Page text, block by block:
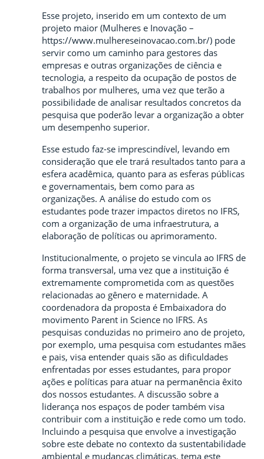
Esse projeto, inserido em um contexto de um
projeto maior (Mulheres e Inovação –
https://www.mulhereseinovacao.com.br/) pode
servir como um caminho para gestores das
empresas e outras organizações de ciência e
tecnologia, a respeito da ocupação de postos de
trabalhos por mulheres, uma vez que terão a
possibilidade de analisar resultados concretos da
pesquisa que poderão levar a organização a obter
um desempenho superior.
Esse estudo faz-se imprescindível, levando em
consideração que ele trará resultados tanto para a
esfera acadêmica, quanto para as esferas públicas
e governamentais, bem como para as
organizações. A análise do estudo com os
estudantes pode trazer impactos diretos no IFRS,
com a organização de uma infraestrutura, a
elaboração de políticas ou aprimoramento.
Institucionalmente, o projeto se vincula ao IFRS de
forma transversal, uma vez que a instituição é
extremamente comprometida com as questões
relacionadas ao gênero e maternidade. A
coordenadora da proposta é Embaixadora do
movimento Parent in Science no IFRS. As
pesquisas conduzidas no primeiro ano de projeto,
por exemplo, uma pesquisa com estudantes mães
e pais, visa entender quais são as dificuldades
enfrentadas por esses estudantes, para propor
ações e políticas para atuar na permanência êxito
dos nossos estudantes. A discussão sobre a
liderança nos espaços de poder também visa
contribuir com a instituição e rede como um todo.
Incluindo a pesquisa que envolve a investigação
sobre este debate no contexto da sustentabilidade
ambiental e mudanças climáticas, tema este